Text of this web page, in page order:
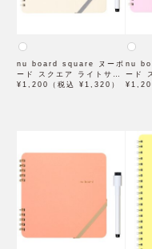
nu board square ヌーボ
ード スクエア ライトサン
ド 欧文印刷
¥1,200（税込 ¥1,320）
nu
ード
ンク